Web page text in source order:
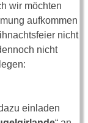
wir möchten
aufkommen
nicht
nicht
einladen